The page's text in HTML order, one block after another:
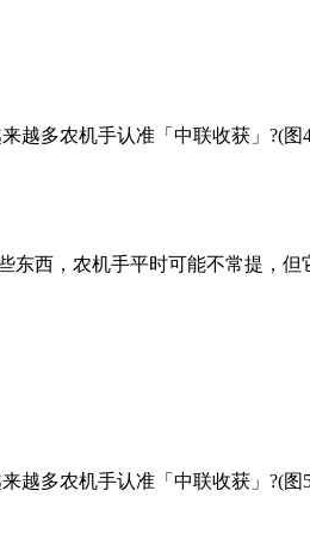
东西，农机手平时可能不常提，但